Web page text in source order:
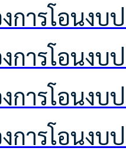
งการโอน
งการโอน
งการโอน
งการโอน